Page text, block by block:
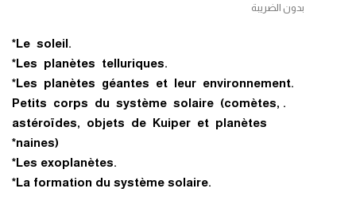
بدون الضريبة
.Le soleil*
.Les planètes telluriques*
.Les planètes géantes et leur environnement*
.Petits corps du système solaire (comètes,
astéroïdes, objets de Kuiper et planètes
naines)*
.Les exoplanètes*
.La formation du système solaire*